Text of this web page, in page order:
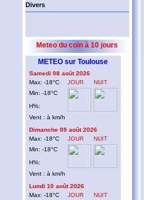
Divers
Meteo du coin à 10 jours
METEO sur Toulouse
Samedi 08 août 2026
Max: -18°C
JOUR
NUIT
Min: -18°C
H%:
Vent : à km/h
Dimanche 09 août 2026
Max: -18°C
JOUR
NUIT
Min: -18°C
H%:
Vent : à km/h
Lundi 10 août 2026
Max: -18°C
JOUR NUIT